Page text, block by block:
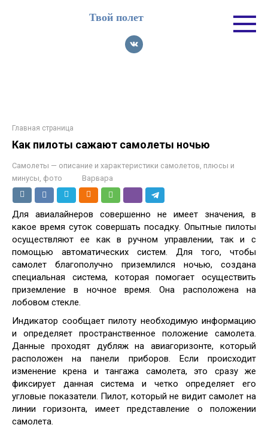
Твой полет
Главная страница
Как пилоты сажают самолеты ночью
Самолеты — описание и характеристики самолетов, плюсы и
минусы, фото
Варвара
Для авиалайнеров совершенно не имеет значения, в
какое время суток совершать посадку. Опытные пилоты
осуществляют ее как в ручном управлении, так и с
помощью автоматических систем. Для того, чтобы
самолет благополучно приземлился ночью, создана
специальная система, которая помогает осуществить
приземление в ночное время. Она расположена на
лобовом стекле.
Индикатор сообщает пилоту необходимую информацию
и определяет пространственное положение самолета.
Данные проходят дубляж на авиагоризонте, который
расположен на панели приборов. Если происходит
изменение крена и тангажа самолета, это сразу же
фиксирует данная система и четко определяет его
угловые показатели. Пилот, который не видит самолет на
линии горизонта, имеет представление о положении
самолета.